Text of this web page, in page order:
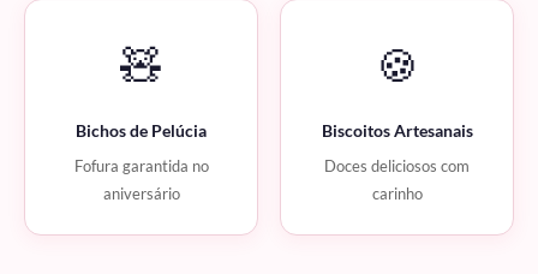
🧸
Bichos de Pelúcia
Fofura garantida no
aniversário
🍪
Biscoitos Artesanais
Doces deliciosos com
carinho